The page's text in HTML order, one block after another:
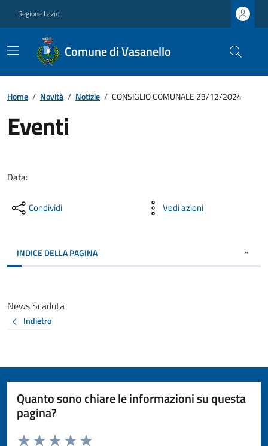
Regione Lazio
Comune di Vasanello
Home / Novità / Notizie / CONSIGLIO COMUNALE 23/12/2024
Eventi
Data:
Condividi Vedi azioni
INDICE DELLA PAGINA
News Scaduta
Indietro
Quanto sono chiare le informazioni su questa
pagina?
Valuta da 1 a 5 stelle la pagina